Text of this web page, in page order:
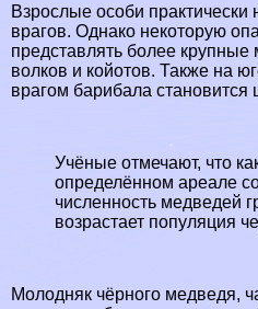
Взрослые особи
врагов. Однако некоторую
представлять более
волков и койотов. Также на
врагом барибала становится
Учёные отмечают, что
определённом ареале
численность медведей
возрастает популяция
Молодняк чёрного медведя,